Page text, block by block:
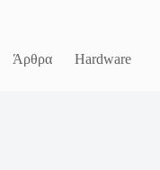
Άρθρα Hardware